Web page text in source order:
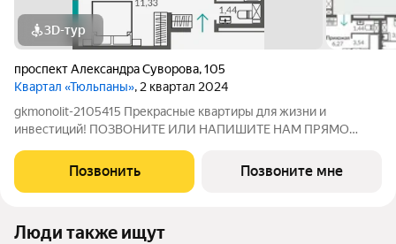
3D-тур
проспект Александра Суворова,105
Квартал «Тюльпаны», 2 квартал 2024
gkmonolit-2105415 Прекрасные квартиры для жизни и
инвестиций! ПОЗВОНИТЕ ИЛИ НАПИШИТЕ НАМ ПРЯМО
ОГРАНИЧЕНО! Планируемый срок ввода в эксплуатацию: 1
квартал 2024 года. О КОМПЛЕКСЕ. Жилой квартал «Тюльпаны»
Позвонить Позвоните мне
Люди также ищут